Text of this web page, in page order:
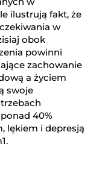
ilustrują fakt, że
w
obok
powinni
zachowanie
a życiem
swoje
40%
lękiem i depresją